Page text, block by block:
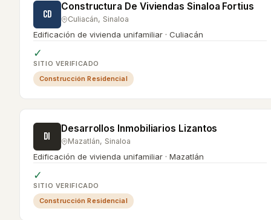
CD
Constructura De Viviendas Sinaloa Fortius
Culiacán, Sinaloa
Edificación de vivienda unifamiliar · Culiacán
✓
SITIO VERIFICADO
Construcción Residencial
DI
Desarrollos Inmobiliarios Lizantos
Mazatlán, Sinaloa
Edificación de vivienda unifamiliar · Mazatlán
✓
SITIO VERIFICADO
Construcción Residencial